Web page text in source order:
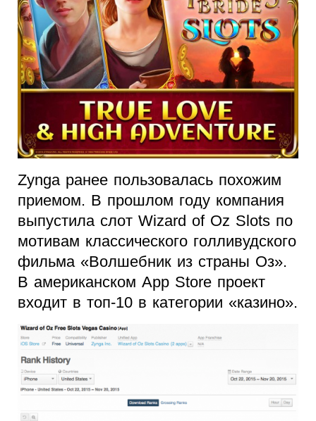
Zynga ранее пользовалась похожим
приемом. В прошлом году компания
выпустила слот Wizard of Oz Slots по
мотивам классического голливудского
фильма «Волшебник из страны Оз».
В американском App Store проект
входит в топ-10 в категории «казино».